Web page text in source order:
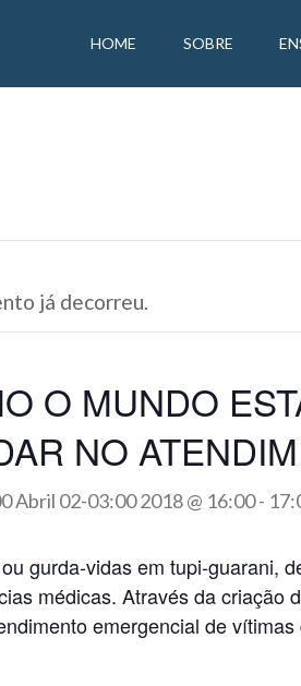
HOME SOBRE
já decorreu.
O MUNDO
NO
Abril 02-03:00 2018 @ 16:00-
gurda-vidas em tupi-guarani,
médicas. Através da criação
emergencial de